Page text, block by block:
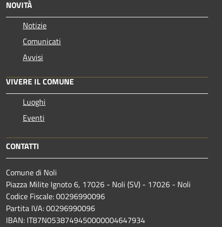
NOVITÀ
Notizie
Comunicati
Avvisi
VIVERE IL COMUNE
Luoghi
Eventi
CONTATTI
Comune di Noli
Piazza Milite Ignoto 6, 17026 - Noli (SV) - 17026 - Noli
Codice Fiscale: 00296990096
Partita IVA: 00296990096
IBAN: IT87N0538749450000004647934